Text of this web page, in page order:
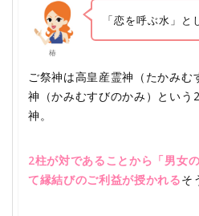
椿
「恋を呼ぶ水」と
ご祭神は高皇産霊神（たかみむ
神（かみむすびのかみ）という
神。
2柱が対であることから「男女
て縁結びのご利益が授かれるそ